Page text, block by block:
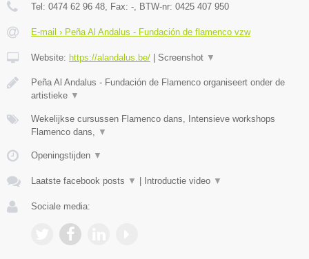
Tel: 0474 62 96 48 , Fax: - , BTW-nr: 0425 407 950
E-mail › Peña Al Andalus - Fundación de flamenco vzw
Website: https://alandalus.be/ | Screenshot ▼
Peña Al Andalus - Fundación de Flamenco organiseert onder de
artistieke ▼
Wekelijkse cursussen Flamenco dans, Intensieve workshops
Flamenco dans,
▼
Openingstijden ▼
Laatste facebook posts ▼ | Introductie video ▼
Sociale media: